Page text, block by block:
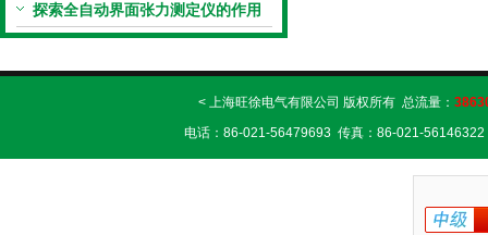
探索全自动界面张力测定仪的作用
< 上海旺徐电气有限公司 版权所有 总流量：
电话：86-021-56479693 传真：86-021-